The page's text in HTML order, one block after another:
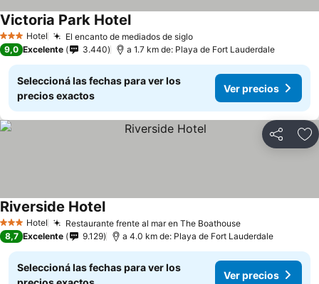
3 Estrellas
Hotel El encanto de mediados de sigloVer precios
Victoria Park HotelVer precios
9,0 Excelente 3.440 a 1.7 km de: Playa de Fort Lauderdale
Seleccioná las fechas para ver los
precios exactos
Ver precios
Compartir
3 Estrellas
Hotel Restaurante frente al mar en The BoathouseVer precios
Riverside HotelVer precios
8,7 Excelente 9.129 a 4.0 km de: Playa de Fort Lauderdale
Seleccioná las fechas para ver los
Ver precios